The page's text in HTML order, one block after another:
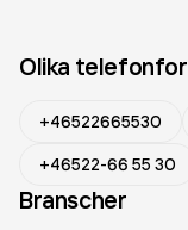
Olika
+46522665530
+46522-66 55 30
Branscher